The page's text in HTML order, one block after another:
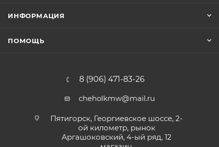
ИНФОРМАЦИЯ
ПОМОЩЬ
8 (906) 471-83-26
cheholkmw@mail.ru
Пятигорск, Георгиевское шоссе, 2-
ой километр, рынок
Аргашоковский, 4-ый ряд, 12